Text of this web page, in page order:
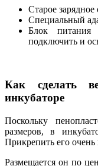
Старое
Специальный
Блок
подключить и
Как сделать
инкубаторе
Поскольку
размеров, в
Прикрепить его очень
Размещается он по